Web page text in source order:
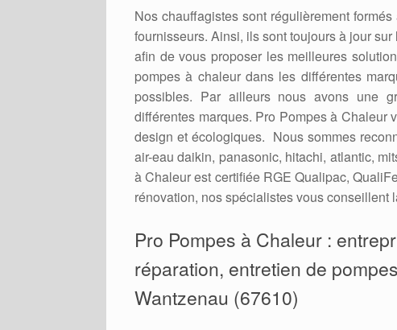
Nos chauffagistes sont régulièrement
fournisseurs. Ainsi, ils sont toujours à jour
afin de vous proposer les meilleures
pompes à chaleur dans les différentes
possibles. Par ailleurs nous avons une
différentes marques. Pro Pompes à Chaleur
design et écologiques. Nous sommes
air-eau daikin, panasonic, hitachi, atlantic,
à Chaleur est certifiée RGE Qualipac,
rénovation, nos spécialistes vous conseillent
Pro Pompes à Chaleur :
réparation, entretien de
Wantzenau (67610)